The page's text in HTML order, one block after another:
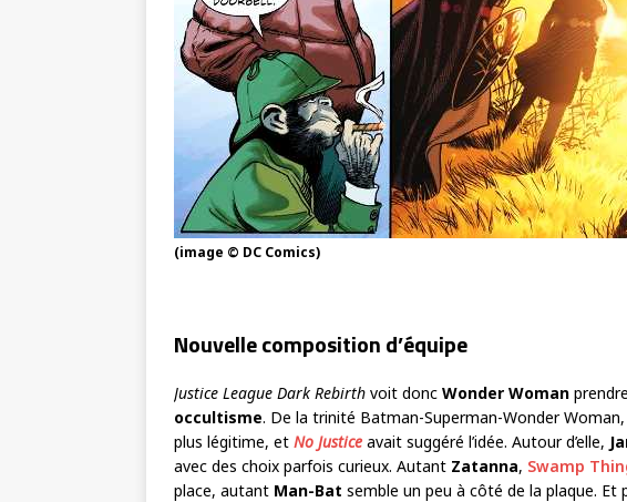
(image © DC Comics)
Nouvelle composition d’équipe
Justice League Dark Rebirth voit donc Wonder Woman
occultisme. De la trinité Batman-Superman-Wonder
plus légitime, et No Justice avait suggéré l’idée. Autour d’elle,
avec des choix parfois curieux. Autant Zatanna, Swamp
place, autant Man-Bat semble un peu à côté de la plaque. Et